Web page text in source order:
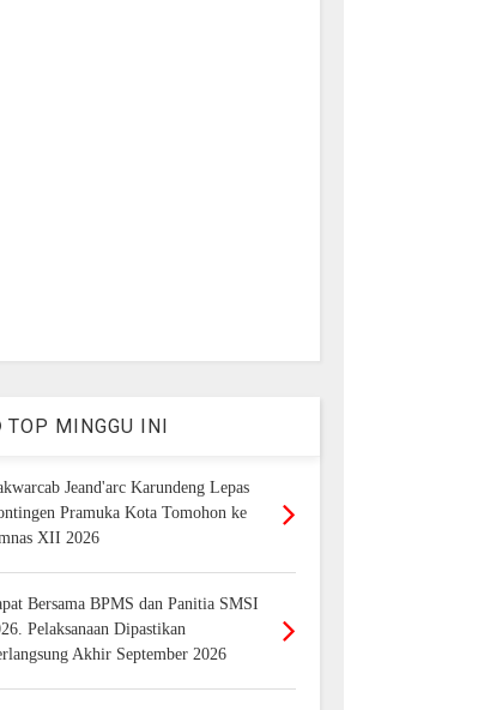
TOP MINGGU INI
Jeand'arc Karundeng Lepas
Pramuka Kota Tomohon ke
XII 2026
Bersama BPMS dan Panitia SMSI
Pelaksanaan Dipastikan
Akhir September 2026